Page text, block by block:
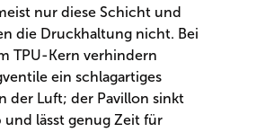
nur diese Schicht und
die Druckhaltung nicht. Bei
TPU-Kern verhindern
ein schlagartiges
der Luft; der Pavillon sinkt
und lässt genug Zeit für